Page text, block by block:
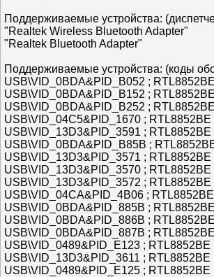
Поддерживаемые устройства:
"Realtek Wireless Bluetooth Adapter"
"Realtek Bluetooth Adapter"
Поддерживаемые устройства: (коды
USB\VID_0BDA&PID_B052 ; RTL8852BE
USB\VID_0BDA&PID_B152 ; RTL8852BE
USB\VID_0BDA&PID_B252 ; RTL8852BE
USB\VID_04C5&PID_1670 ; RTL8852BE
USB\VID_13D3&PID_3591 ; RTL8852BE
USB\VID_0BDA&PID_B85B ;
USB\VID_13D3&PID_3571 ; RTL8852BE
USB\VID_13D3&PID_3570 ; RTL8852BE
USB\VID_13D3&PID_3572 ; RTL8852BE
USB\VID_04CA&PID_4B06 ; RTL8852BE
USB\VID_0BDA&PID_885B ; RTL8852BE
USB\VID_0BDA&PID_886B ; RTL8852BE
USB\VID_0BDA&PID_887B ; RTL8852BE
USB\VID_0489&PID_E123 ; RTL8852BE
USB\VID_13D3&PID_3611 ; RTL8852BE
USB\VID_0489&PID_E125 ; RTL8852BE